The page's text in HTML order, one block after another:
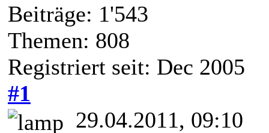
Beiträge: 1'543
Themen: 808
Registriert seit: Dec 2005
#1
29.04.2011, 09:10